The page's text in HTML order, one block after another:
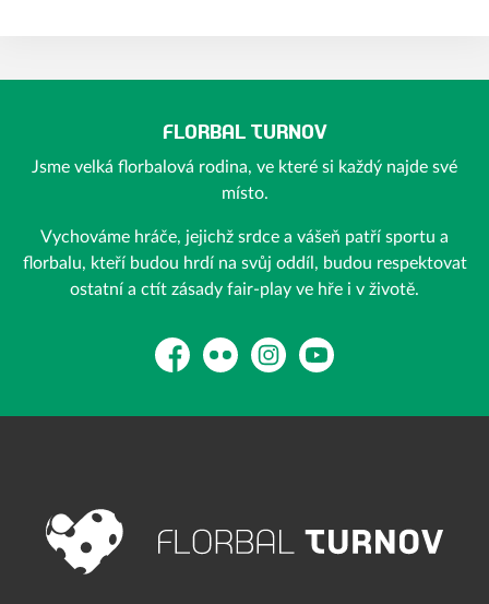
FLORBAL TURNOV
Jsme velká florbalová rodina, ve které si každý najde své
místo.
Vychováme hráče, jejichž srdce a vášeň patří sportu a
florbalu, kteří budou hrdí na svůj oddíl, budou respektovat
ostatní a ctít zásady fair-play ve hře i v životě.
FacebookFlickr InstagramYouTube